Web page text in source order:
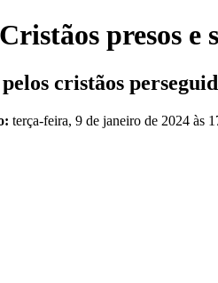
presos
cristãos
terça-feira, 9 de janeiro de 2024 às